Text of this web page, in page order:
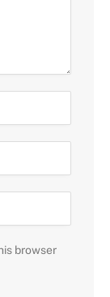
browser